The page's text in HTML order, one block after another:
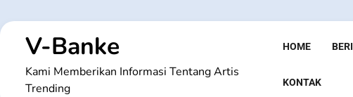
to
contentV-Banke
Kami Memberikan Informasi Tentang Artis
Trending
HOME
KONTAK